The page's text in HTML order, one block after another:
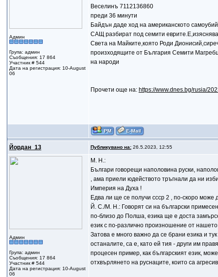
Админ
Група: админ
Съобщения: 17 864
Участник # 544
Дата на регистрация: 10-August
06
Веселинъ 7112136860
преди 36 минути
Байдън даде ход на американското
САЩ разбират под семити
Света на Майките,която Роди
произходящите от България Семити
на народи
Прочети още на: https://www.dnes.bg/rusia/
Йордан_13 Публикувано на:26.5.2023, 12:55
Админ
Група: админ
Съобщения: 17 864
Участник # 544
Дата на регистрация: 10-August
06
М. Н.:
Българи говорещи наполовина руски,
, ама приели юдейството тръгнали да ни
Империя на Духа !
Едва ли ще се получи ссср 2 , по-скоро
Й. С./М. Н.: Говорят си на български
по-близо до Полша, езика ще е доста
език с по-различно произношение от
Затова е много важно да се брани езика и
останалите, са е, като ей тия - други им
процесен пример, как българският език,
отхвърлянето на руснаците, които са